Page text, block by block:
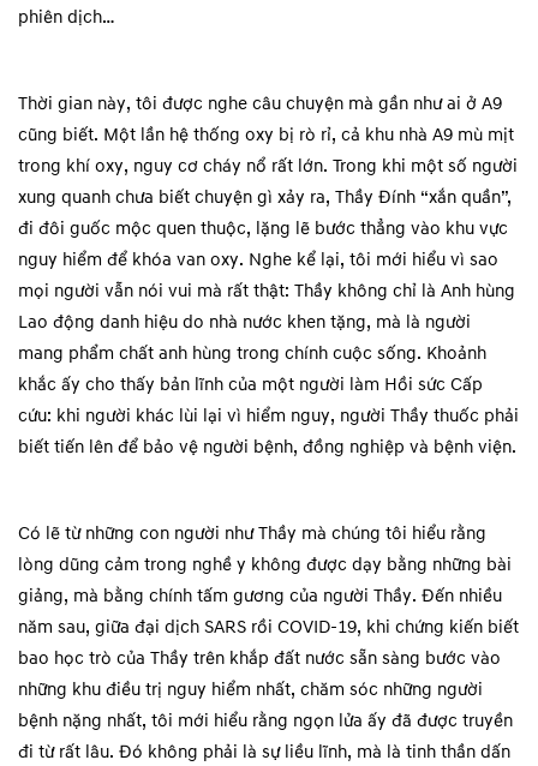
phiên dịch…
Thời gian này, tôi được nghe câu chuyện mà gần như ai ở A9
cũng biết. Một lần hệ thống oxy bị rò rỉ, cả khu nhà A9 mù mịt
trong khí oxy, nguy cơ cháy nổ rất lớn. Trong khi một số người
xung quanh chưa biết chuyện gì xảy ra, Thầy Đính “xắn quần”,
đi đôi guốc mộc quen thuộc, lặng lẽ bước thẳng vào khu vực
nguy hiểm để khóa van oxy. Nghe kể lại, tôi mới hiểu vì sao
mọi người vẫn nói vui mà rất thật: Thầy không chỉ là Anh hùng
Lao động danh hiệu do nhà nước khen tặng, mà là người
mang phẩm chất anh hùng trong chính cuộc sống. Khoảnh
khắc ấy cho thấy bản lĩnh của một người làm Hồi sức Cấp
cứu: khi người khác lùi lại vì hiểm nguy, người Thầy thuốc phải
biết tiến lên để bảo vệ người bệnh, đồng nghiệp và bệnh viện.
Có lẽ từ những con người như Thầy mà chúng tôi hiểu rằng
lòng dũng cảm trong nghề y không được dạy bằng những bài
giảng, mà bằng chính tấm gương của người Thầy. Đến nhiều
năm sau, giữa đại dịch SARS rồi COVID-19, khi chứng kiến biết
bao học trò của Thầy trên khắp đất nước sẵn sàng bước vào
những khu điều trị nguy hiểm nhất, chăm sóc những người
bệnh nặng nhất, tôi mới hiểu rằng ngọn lửa ấy đã được truyền
đi từ rất lâu. Đó không phải là sự liều lĩnh, mà là tinh thần dấn